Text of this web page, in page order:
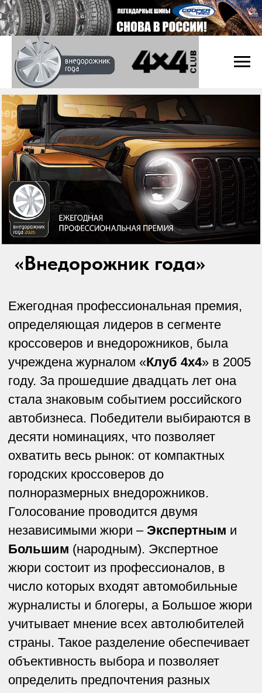
Ежегодная профессиональная премия,
определяющая лидеров в сегменте
кроссоверов и внедорожников, была
учреждена журналом «
году. За прошедшие двадцать лет она
автобизнеса. Победители выбираются в
десяти номинациях, что позволяет
охватить весь рынок: от компактных
городских кроссоверов до
полноразмерных внедорожников.
Голосование проводится двумя
независимыми жюри –Экспертным и
(народным). Экспертное
жюри состоит из профессионалов, в
число которых входят автомобильные
журналисты и блогеры, а Большое жюри
учитывает мнение всех автолюбителей
страны. Такое разделение обеспечивает
объективность выбора и позволяет
аудиторий.
«Внедорожник года»